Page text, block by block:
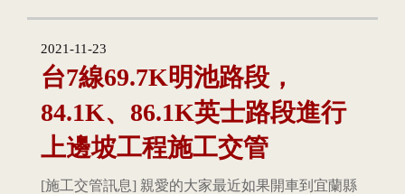
2021-11-23
台7線69.7K明池路段，
84.1K、86.1K英士路段進行
上邊坡工程施工交管
[施工交管訊息] 親愛的大家最近如果開車到宜蘭縣